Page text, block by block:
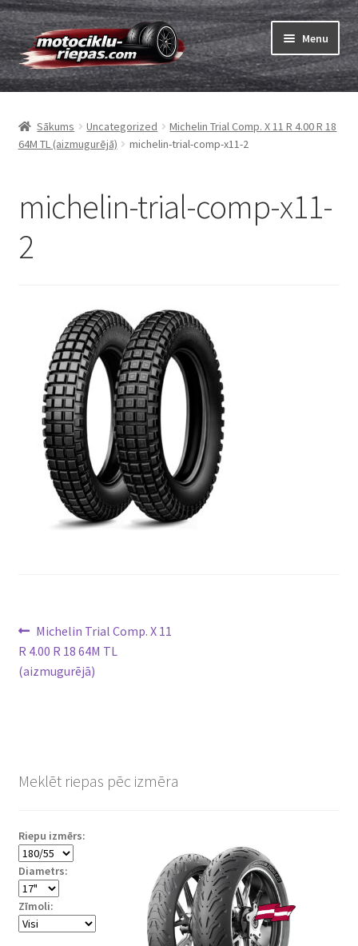
Skip
to
navigation
Skip
to
content
Menu
Riepas
Expand
menu
Kameras
Expand
Viss par riepām
Expand
Tests
Kontakti
Sākums Uncategorized
Michelin Trial Comp. X 11 R 4.00 R 18
64M TL (aizmugurējā)
michelin-trial-comp-x11-2
michelin-trial-comp-x11-
2
Ziņu
izvēlne
Previous
post:
Michelin Trial Comp. X 11
R 4.00 R 18 64M TL
(aizmugurējā)
Meklēt riepas pēc izmēra
Riepu izmērs:
Diametrs:
Zīmoli: